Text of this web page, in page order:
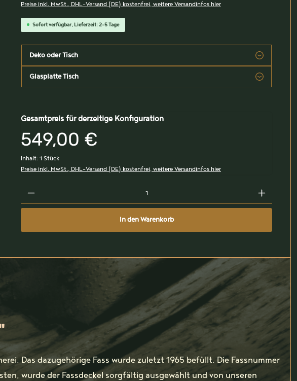
Preise inkl. MwSt., DHL-Versand (DE) kostenfrei, weitere Versandinfos hier
Sofort verfügbar, Lieferzeit: 2-5 Tage
Deko oder Tisch
Glasplatte Tisch
Gesamtpreis für derzeitige Konfiguration
549,00 €
Inhalt:1 Stück
Preise inkl. MwSt., DHL-Versand (DE) kostenfrei, weitere Versandinfos hier
In den Warenkorb
Das dazugehörige Fass wurde zuletzt 1965 befüllt. Die Fassnummer
wurde der Fassdeckel sorgfältig ausgewählt und von unseren